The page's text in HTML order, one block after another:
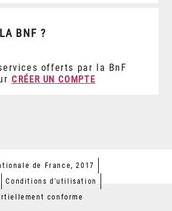
BNF ?
offerts par la BnF
CRÉER UN COMPTE
de France, 2017
Conditions d'utilisation
conforme